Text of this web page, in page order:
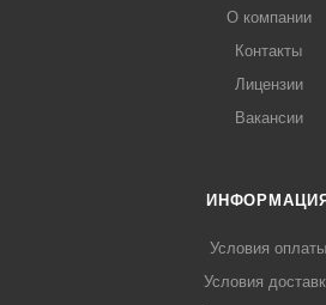
О компании
Контакты
Лицензии
Вакансии
ИНФОРМАЦИЯ
Условия оплаты
Условия